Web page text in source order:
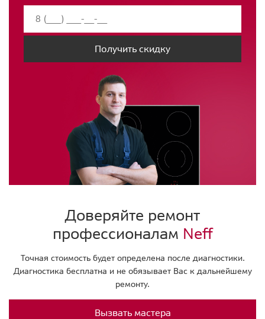
Получить скидку
Доверяйте ремонт
профессионалам Neff
Точная стоимость будет определена после диагностики.
Диагностика бесплатна и не обязывает Вас к дальнейшему
ремонту.
Вызвать мастера